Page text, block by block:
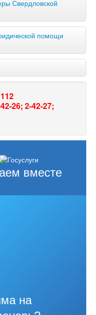
Свердловской
помощи
112
26; 2-42-27;
вместе
на